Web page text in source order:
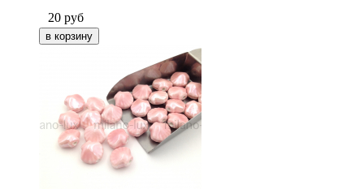
20 руб